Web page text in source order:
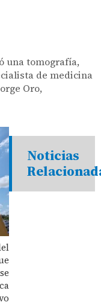
una tomografía,
de medicina
Oro,
Noticias